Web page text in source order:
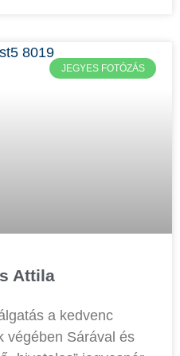
JEGYES FOTÓZÁS
Attila
a kedvenc
végében Sárával és